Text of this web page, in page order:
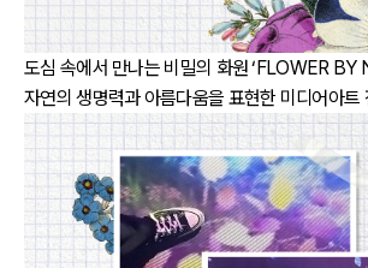
도심 속에서 만나는 비밀의 화원 ‘FLOWER BY
자연의 생명력과 아름다움을 표현한 미디어아트